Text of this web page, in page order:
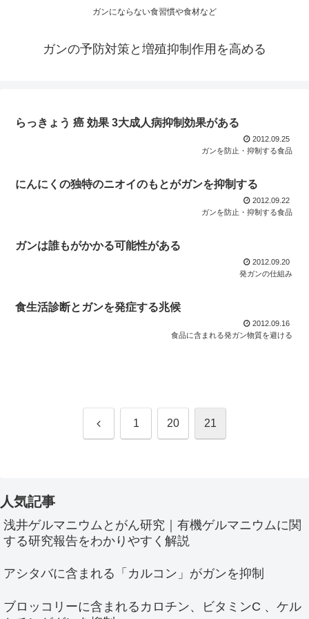
ガンにならない食習慣や食材など
ガンの予防対策と増殖抑制作用を高める
らっきょう 癌 効果 3大成人病抑制効果がある
2012.09.25
ガンを防止・抑制する食品
にんにくの独特のニオイのもとがガンを抑制する
2012.09.22
ガンを防止・抑制する食品
ガンは誰もがかかる可能性がある
2012.09.20
発ガンの仕組み
食生活診断とガンを発症する兆候
2012.09.16
食品に含まれる発ガン物質を避ける
前 1 20 21
人気記事
浅井ゲルマニウムとがん研究｜有機ゲルマニウムに関
する研究報告をわかりやすく解説
アシタバに含まれる「カルコン」がガンを抑制
ブロッコリーに含まれるカロチン、ビタミンC 、ケル